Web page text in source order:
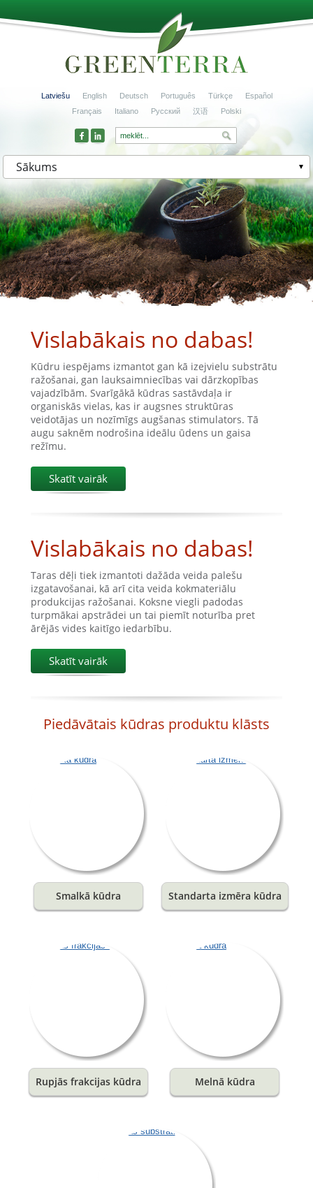
Latviešu English Deutsch Português Türkçe
Español
Français
Italiano Русский 汉语 Polski
Sākums
Vislabākais no dabas!
Kūdru iespējams izmantot gan kā izejvielu substrātu
ražošanai, gan lauksaimniecības vai dārzkopības
vajadzībām. Svarīgākā kūdras sastāvdaļa ir
organiskās vielas, kas ir augsnes struktūras
veidotājas un nozīmīgs augšanas stimulators. Tā
augu saknēm nodrošina ideālu ūdens un gaisa
režīmu.
Skatīt vairāk
Vislabākais no dabas!
Taras dēļi tiek izmantoti dažāda veida palešu
izgatavošanai, kā arī cita veida kokmateriālu
produkcijas ražošanai. Koksne viegli padodas
turpmākai apstrādei un tai piemīt noturība pret
ārējās vides kaitīgo iedarbību.
Skatīt vairāk
Piedāvātais kūdras produktu klāsts
Smalkā kūdra Standarta izmēra kūdra
Rupjās frakcijas kūdra Melnā kūdra